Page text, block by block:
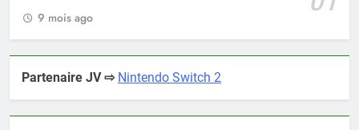
9 mois ago
Partenaire JV ⇨ Nintendo Switch 2